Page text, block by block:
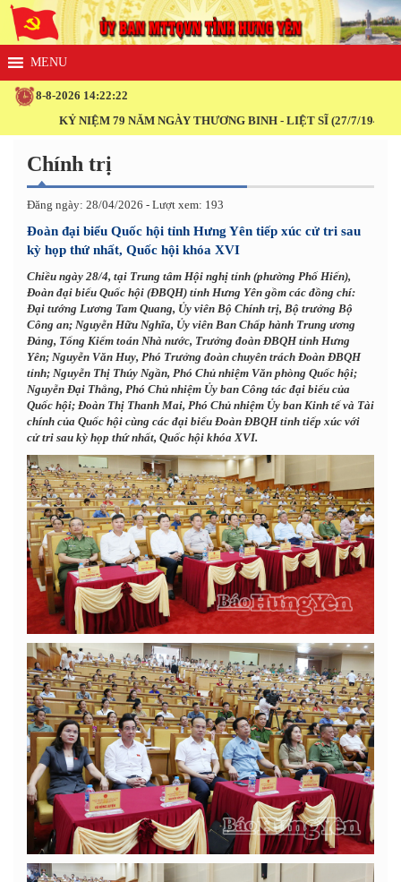
8-8-2026 14:22:24
79 NĂM NGÀY THƯƠNG BINH - LIỆT SĨ (27/7/1947 - 27/7/2026)
Chính trị
Đăng ngày: 28/04/2026 - Lượt xem: 193
Đoàn đại biểu Quốc hội tỉnh Hưng Yên tiếp xúc cử tri sau
kỳ họp thứ nhất, Quốc hội khóa XVI
Chiều ngày 28/4, tại Trung tâm Hội nghị tỉnh (phường Phố Hiến),
Đoàn đại biểu Quốc hội (ĐBQH) tỉnh Hưng Yên gồm các đồng chí:
Đại tướng Lương Tam Quang, Ủy viên Bộ Chính trị, Bộ trưởng Bộ
Công an; Nguyễn Hữu Nghĩa, Ủy viên Ban Chấp hành Trung ương
Đảng, Tổng Kiểm toán Nhà nước, Trưởng đoàn ĐBQH tỉnh Hưng
Yên; Nguyễn Văn Huy, Phó Trưởng đoàn chuyên trách Đoàn ĐBQH
tỉnh; Nguyễn Thị Thúy Ngần, Phó Chủ nhiệm Văn phòng Quốc hội;
Nguyễn Đại Thắng, Phó Chủ nhiệm Ủy ban Công tác đại biểu của
Quốc hội; Đoàn Thị Thanh Mai, Phó Chủ nhiệm Ủy ban Kinh tế và Tài
chính của Quốc hội cùng các đại biểu Đoàn ĐBQH tỉnh tiếp xúc với
cử tri sau kỳ họp thứ nhất, Quốc hội khóa XVI.